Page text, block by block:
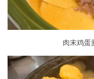
肉末鸡蛋